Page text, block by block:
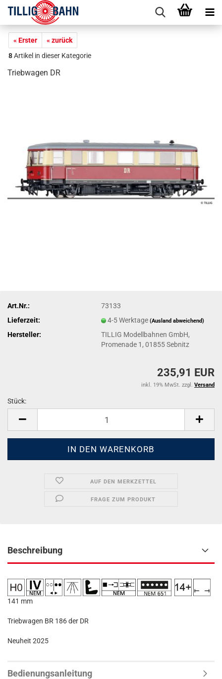
« Erster
« zurück
8Artikel in dieser Kategorie
Triebwagen DR
Art.Nr.:
73133
Lieferzeit:
4-5 Werktage(Ausland abweichend)
Hersteller:
TILLIG Modellbahnen GmbH,
Promenade 1, 01855 Sebnitz
235,91 EUR
inkl. 19% MwSt. zzgl. Versand
Stück:
AUF DEN MERKZETTEL
FRAGE ZUM PRODUKT
Beschreibung
141 mm
Triebwagen BR 186 der DR
Neuheit 2025
Bedienungsanleitung